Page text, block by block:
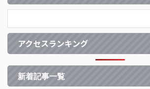
アクセスランキング
新着記事一覧